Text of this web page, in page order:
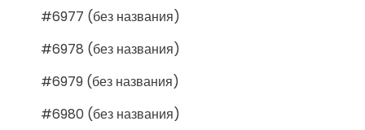
#6977 (без названия)
#6978 (без названия)
#6979 (без названия)
#6980 (без названия)